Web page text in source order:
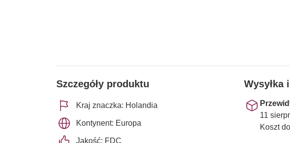
Szczegóły produktu
Kraj znaczka: Holandia
Kontynent: Europa
Jakość: FDC
Wysyłka
11
Koszt